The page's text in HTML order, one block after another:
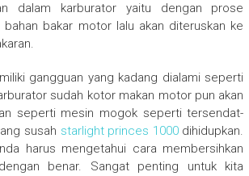
dalam karburator yaitu dengan prose
bakar motor lalu akan diteruskan ke
gangguan yang kadang dialami seperti
sudah kotor makan motor pun akan
seperti mesin mogok seperti tersendat-
susah starlight princes 1000dihidupkan.
harus mengetahui cara membersihkan
benar. Sangat penting untuk kita